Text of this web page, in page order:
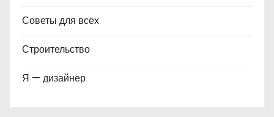
Советы для всех
Строительство
Я — дизайнер